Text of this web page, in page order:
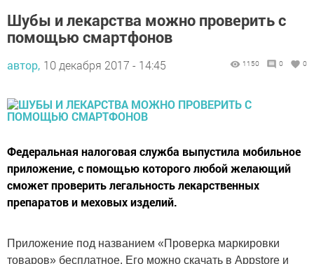
Шубы и лекарства можно проверить с
помощью смартфонов
автор, 10 декабря 2017 - 14:45 1150 0 0
Федеральная налоговая служба выпустила мобильное
приложение, с помощью которого любой желающий
сможет проверить легальность лекарственных
препаратов и меховых изделий.
Приложение под названием «Проверка маркировки
товаров» бесплатное. Его можно скачать в Аppstore и